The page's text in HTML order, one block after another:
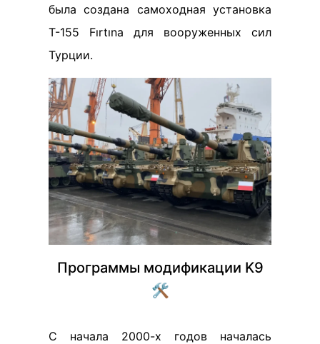
была создана самоходная установка
T-155 Fırtına для вооруженных сил
Турции.
Программы модификации K9
🛠️
С начала 2000-х годов началась